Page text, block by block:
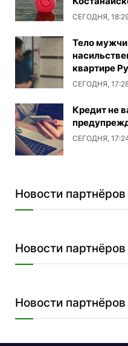
СЕГОДНЯ,
Тело
квартире
СЕГОДНЯ,
Кредит не
СЕГОДНЯ,
Новости партнёров
Новости партнёров
Новости партнёров